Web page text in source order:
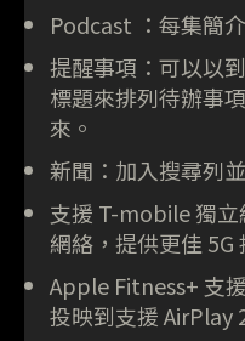
Podcast ：每集簡
提醒事項：可以以
標題來排列待辦事
來。
新聞：加入搜尋列
支援 T-mobile 獨立
網絡，提供更佳 5G
Apple Fitness+ 支
投映到支援 AirPlay